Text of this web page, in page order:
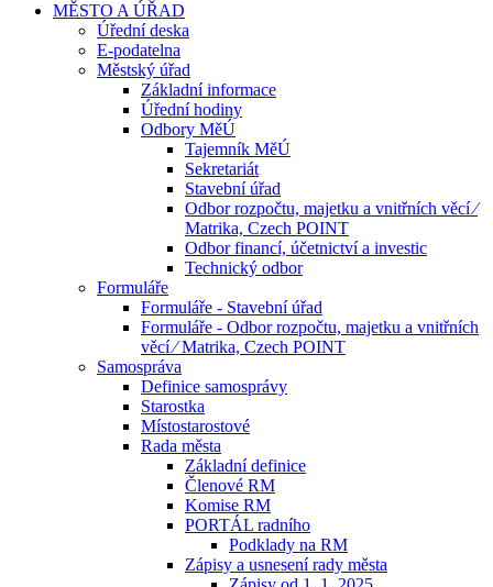
MĚSTO A ÚŘAD
Úřední deska
E-podatelna
Městský úřad
Základní informace
Úřední hodiny
Odbory MěÚ
Tajemník MěÚ
Sekretariát
Stavební úřad
Odbor rozpočtu, majetku a vnitřních věcí ⁄
Matrika, Czech POINT
Odbor financí, účetnictví a investic
Technický odbor
Formuláře
Formuláře - Stavební úřad
Formuláře - Odbor rozpočtu, majetku a vnitřních
věcí ⁄ Matrika, Czech POINT
Samospráva
Definice samosprávy
Starostka
Místostarostové
Rada města
Základní definice
Členové RM
Komise RM
PORTÁL radního
Podklady na RM
Zápisy a usnesení rady města